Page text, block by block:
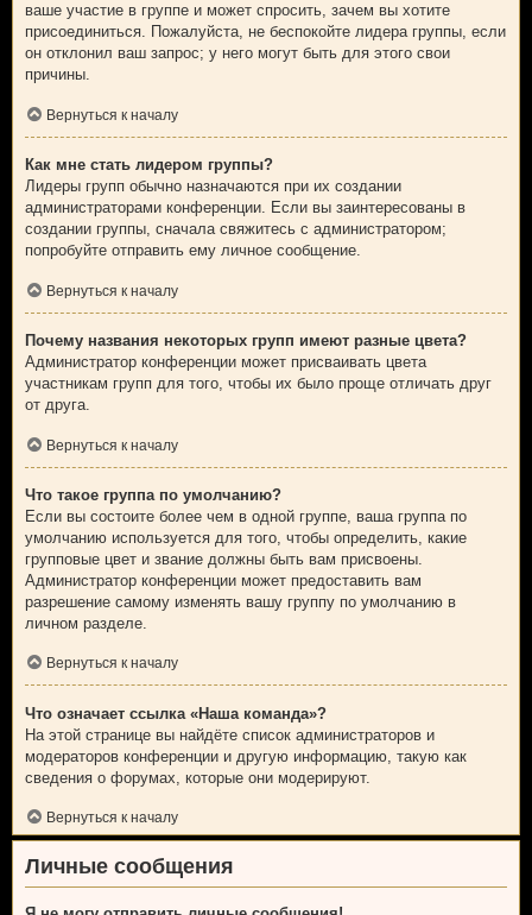
ваше участие в группе и может спросить, зачем вы хотите
присоединиться. Пожалуйста, не беспокойте лидера группы, если
он отклонил ваш запрос; у него могут быть для этого свои
причины.
Вернуться к началу
Как мне стать лидером группы?
Лидеры групп обычно назначаются при их создании
администраторами конференции. Если вы заинтересованы в
создании группы, сначала свяжитесь с администратором;
попробуйте отправить ему личное сообщение.
Вернуться к началу
Почему названия некоторых групп имеют разные цвета?
Администратор конференции может присваивать цвета
участникам групп для того, чтобы их было проще отличать друг
от друга.
Вернуться к началу
Что такое группа по умолчанию?
Если вы состоите более чем в одной группе, ваша группа по
умолчанию используется для того, чтобы определить, какие
групповые цвет и звание должны быть вам присвоены.
Администратор конференции может предоставить вам
разрешение самому изменять вашу группу по умолчанию в
личном разделе.
Вернуться к началу
Что означает ссылка «Наша команда»?
На этой странице вы найдёте список администраторов и
модераторов конференции и другую информацию, такую как
сведения о форумах, которые они модерируют.
Вернуться к началу
Личные сообщения